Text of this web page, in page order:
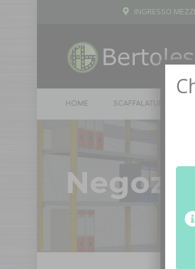
INGRESSO
HOME SCAFFALATURE
Negozio